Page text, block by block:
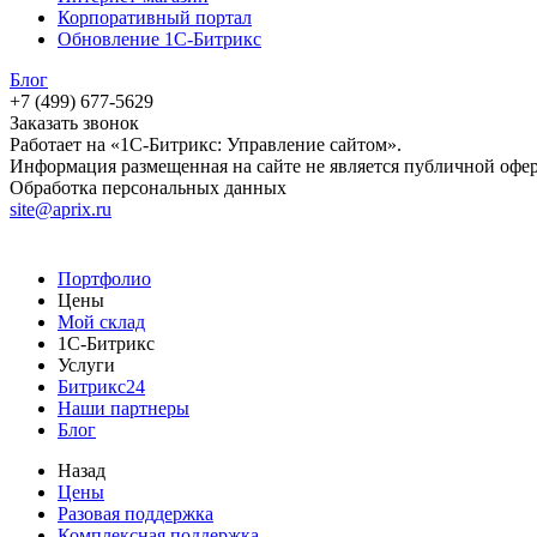
Корпоративный портал
Обновление 1С-Битрикс
Блог
+7 (499) 677-5629
Заказать звонок
Работает на «1С-Битрикс: Управление сайтом».
Информация размещенная на сайте не является публичной
Обработка персональных данных
site@aprix.ru
Портфолио
Цены
Мой склад
1С-Битрикс
Услуги
Битрикс24
Наши партнеры
Блог
Назад
Цены
Разовая поддержка